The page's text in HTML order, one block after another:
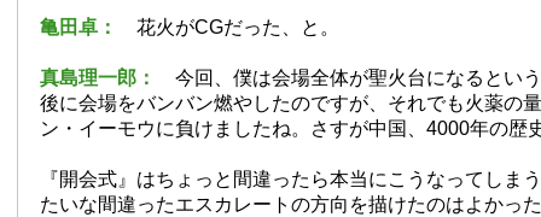
亀田卓： 花火がCGだった、と。
真島理一郎： 今回、僕は会場全体が聖火台になるとい
後に会場をバンバン燃やしたのですが、それでも火薬の
ン・イーモウに負けましたね。さすが中国、4000年の歴
『開会式』はちょっと間違ったら本当にこうなってしま
たいな間違ったエスカレートの方向を描けたのはよかっ